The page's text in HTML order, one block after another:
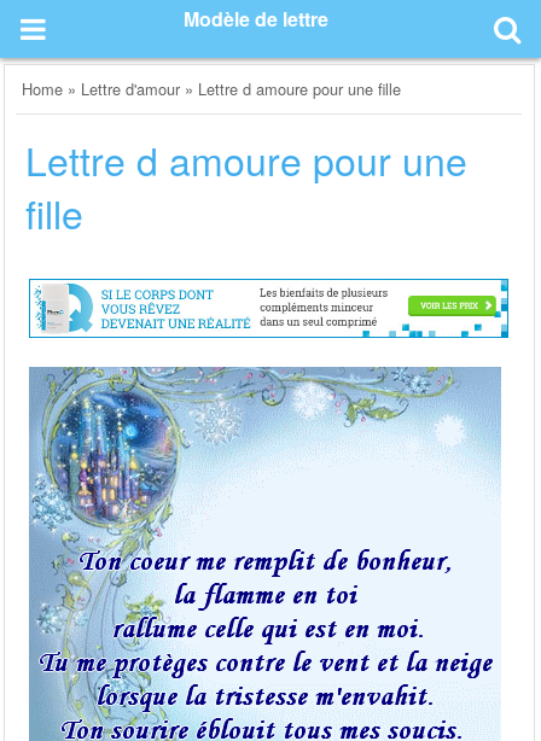
content
Modèle de lettre
Home » Lettre d'amour » Lettre d amoure pour une fille
Lettre d amoure pour une
fille